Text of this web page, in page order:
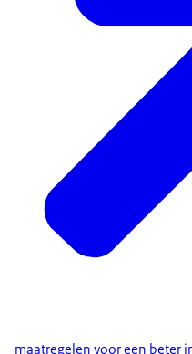
maatregelen voor een beter